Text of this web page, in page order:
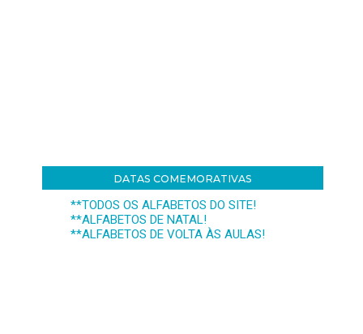
DATAS COMEMORATIVAS
**TODOS OS ALFABETOS DO SITE!
**ALFABETOS DE NATAL!
**ALFABETOS DE VOLTA ÀS AULAS!